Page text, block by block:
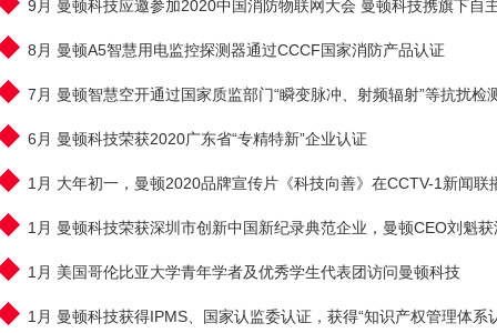
9月 曼顿科技应邀参加2020中国消防物联网大会 曼顿科技携旗下
8月 曼顿A5智慧用电监控探测器通过CCCF国家消防产品认证
7月 曼顿智慧空开通过国家质监部门“瞬变脉冲、射频辐射”等抗扰
6月 曼顿科技荣获2020广东省“专精特新”企业认证
1月 大年初一，曼顿2020品牌宣传片《科技向善》在CCTV-1新闻联
1月 曼顿科技荣获深圳市创新中国新纪录典范企业，曼顿CEO刘魁
1月 美国哥伦比亚大学青年学者及优秀学生代表团访问曼顿科技
1月 曼顿科技获得IPMS、国家认监委认证，获得“知识产权管理体系